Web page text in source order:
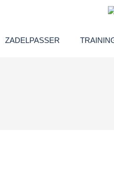
ZADELPASSER